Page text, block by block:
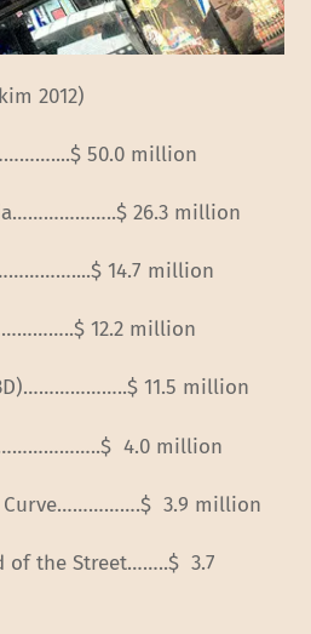
2012)
..$ 50.0 million
..$ 26.3 million
..$ 14.7 million
……..$ 12.2 million
11.5 million
.$ 4.0 million
Curve…………….$ 3.9 million
of the Street……..$ 3.7